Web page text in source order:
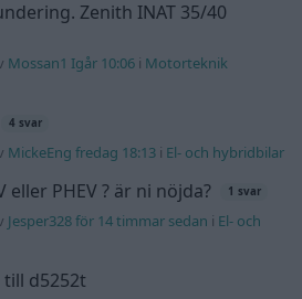
Zenith INAT 35/40
Mossan1 Igår 10:06 i Motorteknik
4 svar
MickeEng fredag 18:13 i El- och hybridbilar
eller PHEV ? är ni nöjda? 1 svar
Jesper328 för 14 timmar sedan i El- och
d5252t